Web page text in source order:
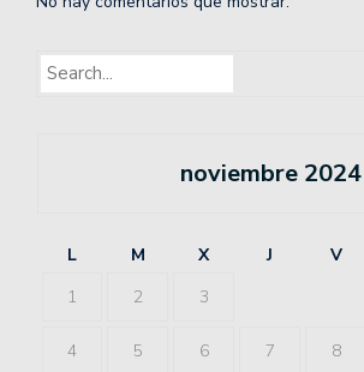
noviembre 2024
L M X J V
1
2 3
4 5 6 7 8